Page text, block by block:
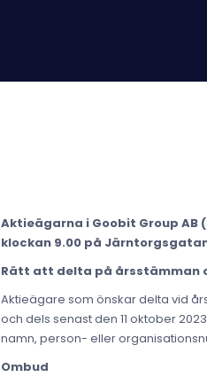
Aktieägarna i Goobit Group AB
klockan 9.00 på
Rätt att delta på årsstämman
Aktieägare som önskar delta vid
och dels senast den 11 oktober
namn, person- eller
Ombud